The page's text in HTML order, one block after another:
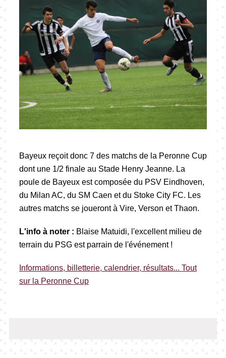
Bayeux reçoit donc 7 des matchs de la Peronne Cup
dont une 1/2 finale au Stade Henry Jeanne. La
poule de Bayeux est composée du PSV Eindhoven,
du Milan AC, du SM Caen et du Stoke City FC. Les
autres matchs se joueront à Vire, Verson et Thaon.
L'info à noter : Blaise Matuidi, l'excellent milieu de
terrain du PSG est parrain de l'événement !
Informations, billetterie, calendrier, résultats... Tout
sur la Peronne Cup